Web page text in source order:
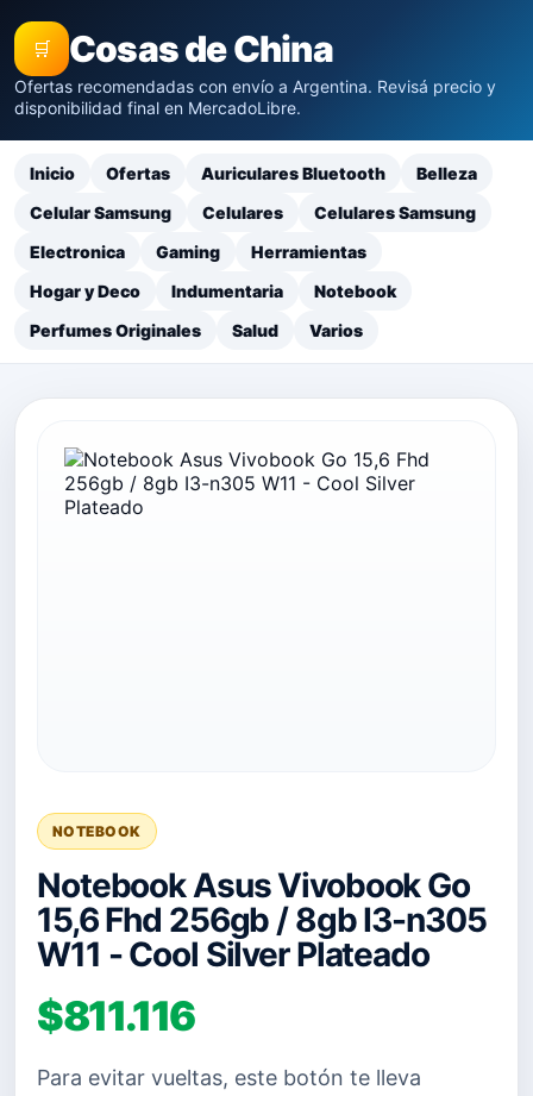
🛒 Cosas de China
Ofertas recomendadas con envío a Argentina. Revisá precio y
disponibilidad final en MercadoLibre.
Inicio Ofertas Auriculares Bluetooth
Belleza
Celular Samsung
Celulares
Celulares Samsung
Electronica
Gaming
Herramientas
Hogar y Deco
Indumentaria
Notebook
Perfumes Originales
Salud Varios
NOTEBOOK
Notebook Asus Vivobook Go
15,6 Fhd 256gb / 8gb I3-n305
W11 - Cool Silver Plateado
$811.116
Para evitar vueltas, este botón te lleva